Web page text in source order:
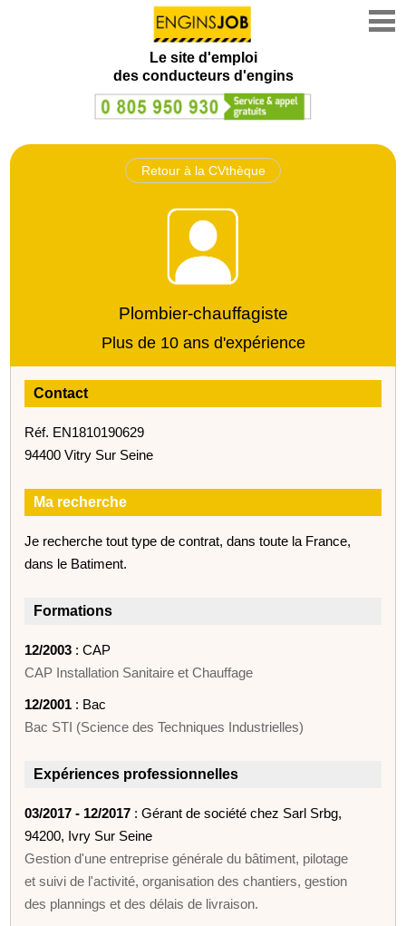
Le site d'emploi
des conducteurs d'engins
Retour à la CVthèque
Plombier-chauffagiste
Plus de 10 ans d'expérience
Contact
Réf. EN1810190629
94400 Vitry Sur Seine
Ma recherche
Je recherche tout type de contrat, dans toute la France,
dans le Batiment.
Formations
12/2003 : CAP
CAP Installation Sanitaire et Chauffage
12/2001 : Bac
Bac STI (Science des Techniques Industrielles)
Expériences professionnelles
03/2017 - 12/2017 : Gérant de société chez Sarl Srbg,
94200, Ivry Sur Seine
Gestion d'une entreprise générale du bâtiment, pilotage
et suivi de l'activité, organisation des chantiers, gestion
des plannings et des délais de livraison.